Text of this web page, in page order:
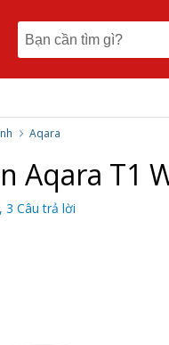
Aqara
Aqara T1
3 Câu trả lời